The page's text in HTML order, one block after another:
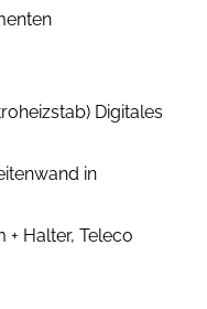
Digitales
in
+ Halter, Teleco